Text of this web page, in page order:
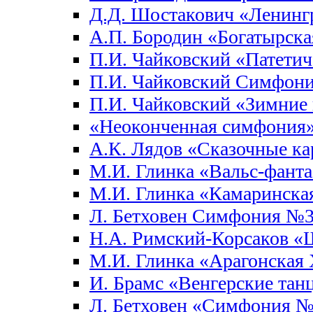
Д.Д. Шостакович
А.П. Бородин
П.И. Чайковский
П.И. Чайковский
П.И. Чайковский «Зимние
«Неоконченная
А.К. Лядов «Сказочные
М.И. Глинка «Вальс-
М.И. Глинка
Л. Бетховен Симфония №3
Н.А. Римский-Корсаков
М.И. Глинка «Арагонская
И. Брамс «Венгерские
Л. Бетховен «Симфония